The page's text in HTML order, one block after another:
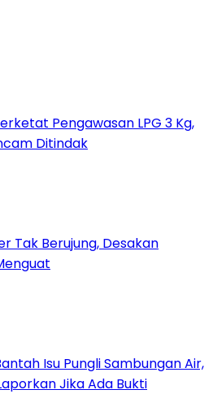
Pengawasan LPG 3 Kg,
Ditindak
Tak Berujung, Desakan
Isu Pungli Sambungan Air,
Jika Ada Bukti